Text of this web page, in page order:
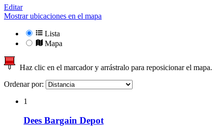
Editar
Mostrar ubicaciones en el mapa
Lista
Mapa
Haz clic en el marcador y arrástralo para reposicionar el mapa.
Ordenar por:
1
Dees Bargain Depot